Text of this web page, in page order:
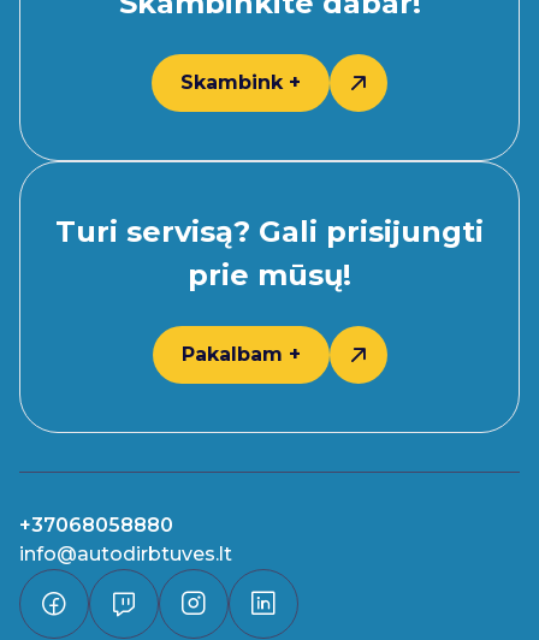
Skambink +
Turi servisą? Gali prisijungti
prie mūsų!
Pakalbam +
+37068058880
info@autodirbtuves.lt